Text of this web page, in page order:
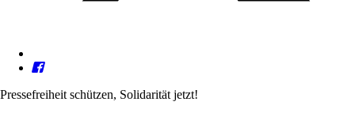
Pressefreiheit schützen, Solidarität jetzt!